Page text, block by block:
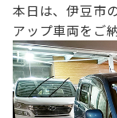
本日は、伊豆市
アップ車両をご